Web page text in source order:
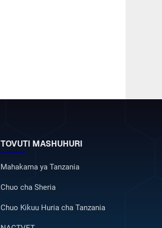
TOVUTI MASHUHURI
Mahakama ya Tanzania
Chuo cha Sheria
Chuo Kikuu Huria cha Tanzania